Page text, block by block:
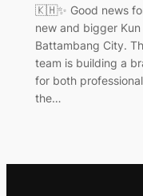
🇰🇭✨ Good news
new and bigger
Battambang City.
team is building a
for both
the…